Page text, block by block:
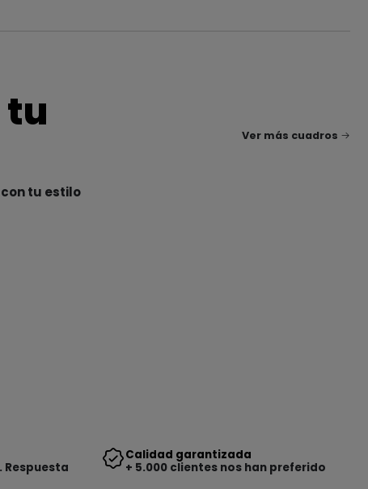
tu
tu estilo
Ver más cuadros
Calidad garantizada
+ 5.000 clientes nos han preferido